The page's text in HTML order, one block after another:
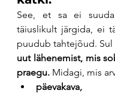
See, et sa ei suuda
täiuslikult järgida, ei
uut lähenemist, mis
praegu. Midagi, mis
päevakava,